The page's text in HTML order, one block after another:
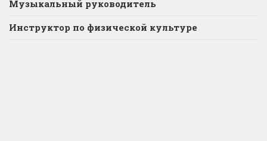
Музыкальный руководитель
Инструктор по физической культуре